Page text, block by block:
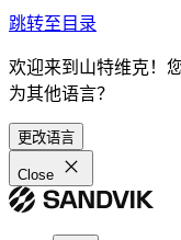
跳转至目录
欢迎来到山特维克！
为其他语言？
更改语言
Close